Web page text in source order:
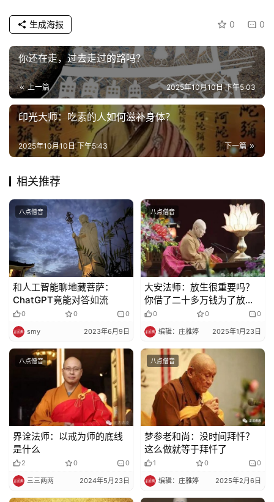
政
策
法
规
免
责
声
明
0 0
生成海报
你还在走，过去走过的路吗？
上一篇 2025年10月10日 下午5:03
印光大师：吃素的人如何滋补身体？
下一篇
2025年10月10日 下午5:43
相关推荐
八点僧音
和人工智能聊地藏菩萨：
ChatGPT竟能对答如流
0 0 0
smy 2023年6月9日
八点僧音
大安法师：放生很重要吗？
你借了二十多万钱为了放生
三十多头牛，为什么？
0 0 0
编辑：庄雅婷 2025年1月23日
八点僧音
界诠法师：以戒为师的底线
是什么
2 0 0
三三两两 2024年5月23日
八点僧音
梦参老和尚：没时间拜忏？
这么做就等于拜忏了
1 0 0
编辑：庄雅婷 2025年2月6日